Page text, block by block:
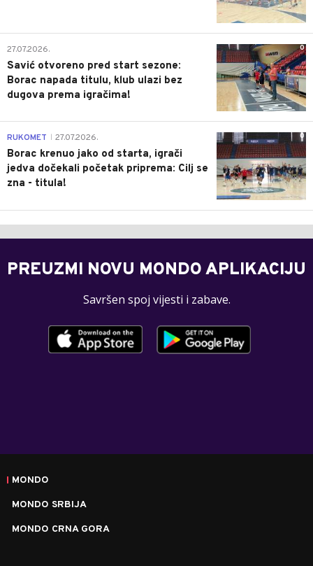
0
27.07.2026.
Savić otvoreno pred start sezone:
Borac napada titulu, klub ulazi bez
dugova prema igračima!
0
RUKOMET 27.07.2026.
Borac krenuo jako od starta, igrači
jedva dočekali početak priprema: Cilj se
zna - titula!
PREUZMI NOVU MONDO APLIKACIJU
Savršen spoj vijesti i zabave.
MONDO
MONDO SRBIJA
MONDO CRNA GORA